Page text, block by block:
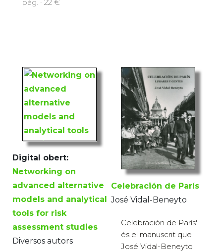
pàg. · 22 €
Digital obert:
Networking on
advanced alternative
models and analytical
tools for risk
assessment studies
Diversos autors
Celebración de París
José Vidal-Beneyto
Celebración de París'
és el manuscrit que
José Vidal-Beneyto